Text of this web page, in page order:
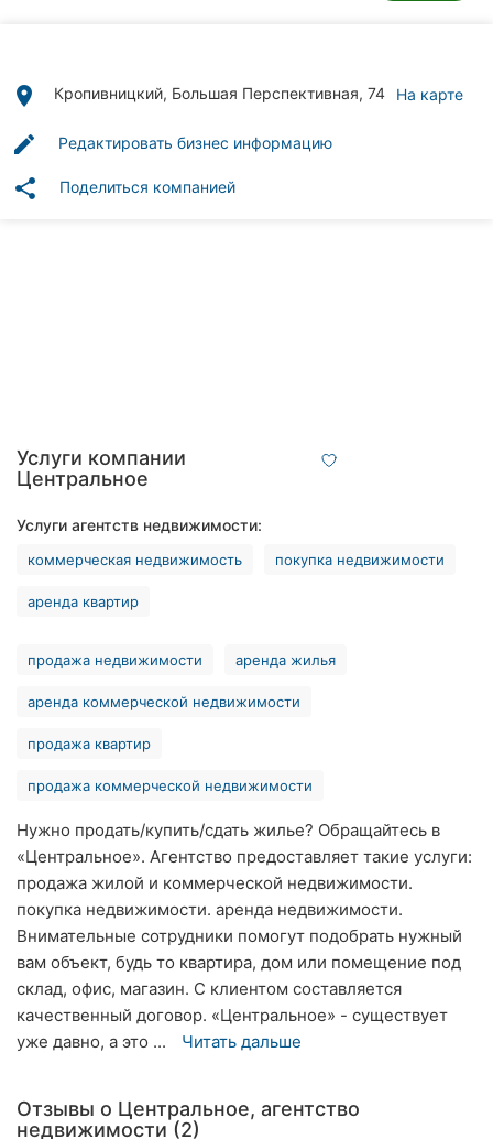
Все
Тернополь
Ровно
Одесса
Киев
Харьков
Запорожье
Днепр
Львов
Кривой
Рог
Николаев
Херсон
Чернигов
place Кропивницкий, Большая Перспективная, 74 На карте
edit Редактировать бизнес информацию
share Поделиться компанией
Услуги компании
Центральное
Услуги агентств недвижимости:
коммерческая недвижимость покупка недвижимости
аренда квартир
продажа недвижимости аренда жилья
аренда коммерческой недвижимости
продажа квартир
продажа коммерческой недвижимости
Нужно продать/купить/сдать жилье? Обращайтесь в
«Центральное». Агентство предоставляет такие услуги:
продажа жилой и коммерческой недвижимости.
покупка недвижимости. аренда недвижимости.
Внимательные сотрудники помогут подобрать нужный
вам объект, будь то квартира, дом или помещение под
склад, офис, магазин. С клиентом составляется
качественный договор. «Центральное» - существует
уже давно, а это ...
Читать дальше
Отзывы о Центральное, агентство
недвижимости (2)